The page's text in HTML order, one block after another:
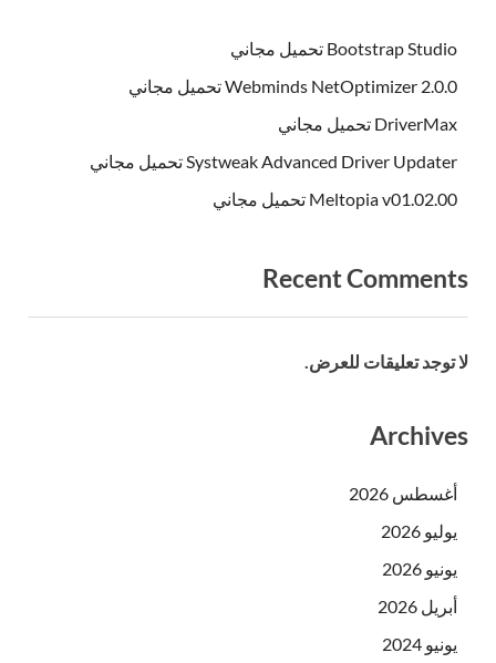
Bootstrap Studio تحميل مجاني
Webminds NetOptimizer 2.0.0 تحميل مجاني
DriverMax تحميل مجاني
Systweak Advanced Driver Updater تحميل مجاني
Meltopia v01.02.00 تحميل مجاني
Recent Comments
لا توجد تعليقات للعرض.
Archives
أغسطس 2026
يوليو 2026
يونيو 2026
أبريل 2026
يونيو 2024